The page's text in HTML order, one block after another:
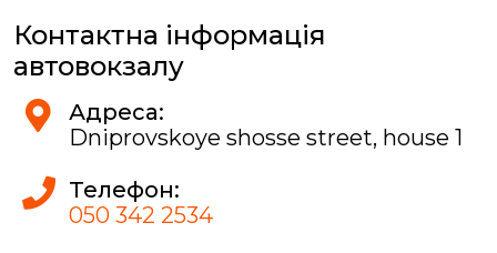
Контактна інформація
автовокзалу
Адреса:
Dniprovskoye shosse street, house 1
Телефон:
050 342 2534